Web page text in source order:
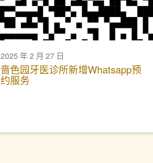
2025 年 2 月 27 日
啬色园牙医诊所新增Whatsapp预
约服务